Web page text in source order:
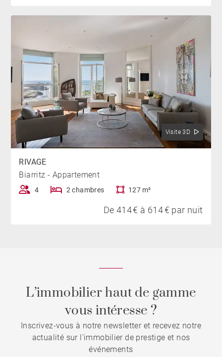
Visite 3D
RIVAGE
Biarritz - Appartement
4 2 chambres 127 m²
De 414 € à 614 € par nuit
L’immobilier haut de gamme
vous intéresse ?
Inscrivez-vous à notre newsletter et recevez notre
actualité sur l'immobilier de prestige et nos
événements